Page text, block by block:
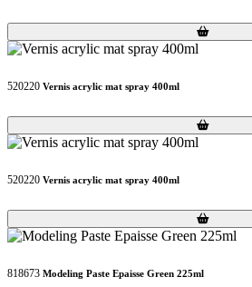
Loading...
Loading...
520220 Vernis acrylic mat spray 400ml
Loading...
Loading...
520220 Vernis acrylic mat spray 400ml
Loading...
Loading...
818673 Modeling Paste Epaisse Green 225ml